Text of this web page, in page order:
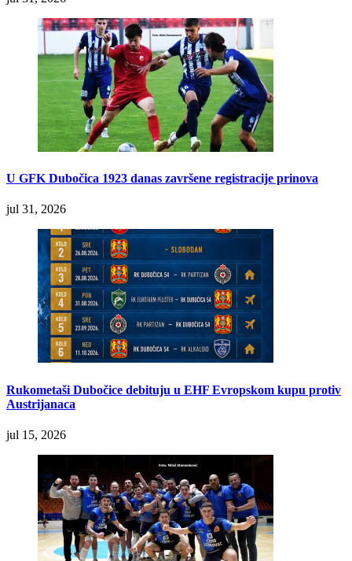
U GFK Dubočica 1923 danas završene registracije prinova
jul 31, 2026
Rukometaši Dubočice debituju u EHF Evropskom kupu protiv
Austrijanaca
jul 15, 2026